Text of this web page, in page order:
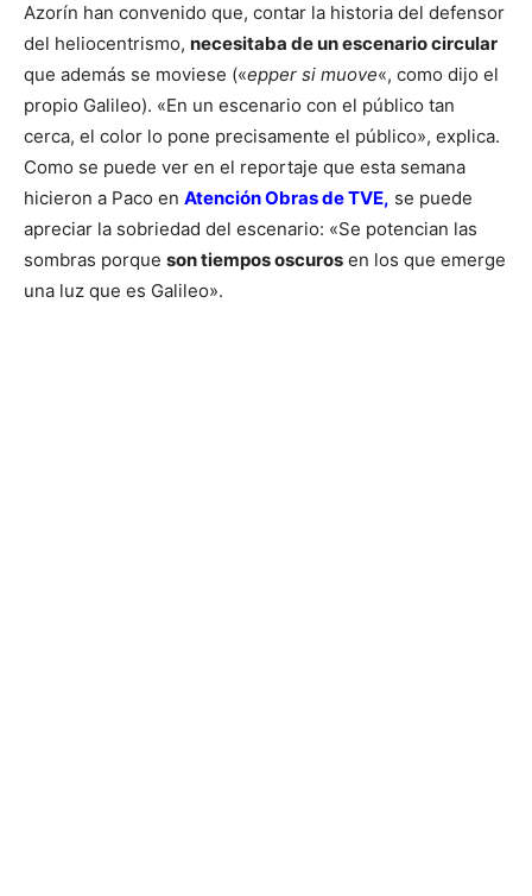
Azorín han convenido que, contar la historia del defensor
del heliocentrismo, necesitaba de un escenario circular
que además se moviese («epper si muove«, como dijo el
propio Galileo). «En un escenario con el público tan
cerca, el color lo pone precisamente el público», explica.
Como se puede ver en el reportaje que esta semana
hicieron a Paco en Atención Obras de TVE, se puede
apreciar la sobriedad del escenario: «Se potencian las
sombras porque son tiempos oscuros en los que emerge
una luz que es Galileo».